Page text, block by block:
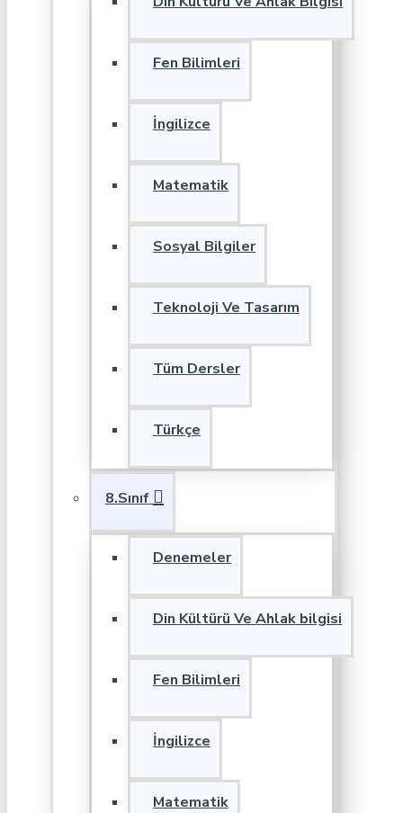
Fen Bilimleri
İngilizce
Matematik
Sosyal Bilgiler
Teknoloji Ve Tasarım
Tüm Dersler
Türkçe
8.Sınıf
Denemeler
Din Kültürü Ve Ahlak bilgisi
Fen Bilimleri
İngilizce
Matematik